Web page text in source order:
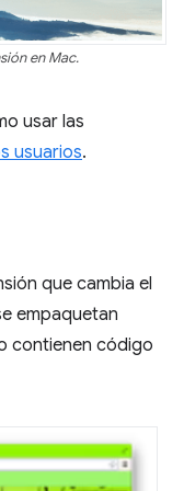
en Mac.
usar las
usuarios.
que cambia el
empaquetan
contienen código